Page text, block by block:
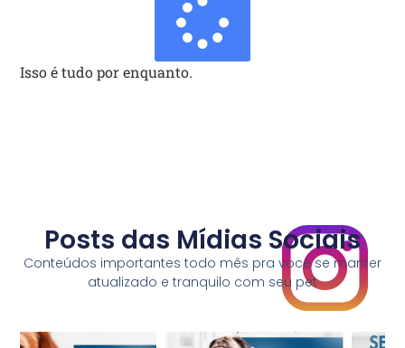
Isso é tudo por enquanto.
Posts das Mídias Sociais
Conteúdos importantes todo mês pra você se manter
atualizado e tranquilo com seu pet